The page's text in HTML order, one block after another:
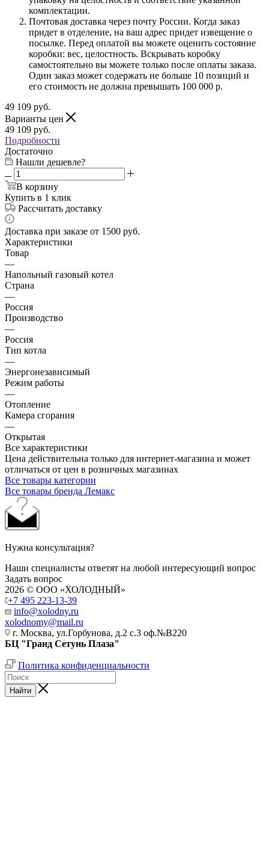
комплектации.
Почтовая доставка через почту России. Когда заказ
придет в отделение, на ваш адрес придет извещение о
посылке. Перед оплатой вы можете оценить состояние
коробки: вес, целостность. Вскрывать коробку
самостоятельно вы можете только после оплаты заказа.
Один заказ может содержать не больше 10 позиций и
его стоимость не должна превышать 100 000 р.
49 109 руб.
Варианты цен
49 109 руб.
Подробности
Достаточно
Нашли дешевле?
В корзину
Купить в 1 клик
Рассчитать доставку
Доставка при заказе от 1500 руб.
Характеристики
Товар
—
Напольный газовый котел
Страна
—
Россия
Производство
—
Россия
Тип котла
—
Энергонезависимый
Режим работы
—
Отопление
Камера сгорания
—
Открытая
Все характеристики
Цена действительна только для интернет-магазина и может
отличаться от цен в розничных магазинах
Все товары категории
Все товары бренда Лемакс
Нужна консультация?
Наши специалисты ответят на любой интересующий вопрос
Задать вопрос
2026 © ООО «ХОЛОДНЫЙ»
+7 495 223-13-39
info@xolodny.ru
xolodnomy@mail.ru
г. Москва, ул.Горбунова, д.2 с.3 оф.№В220
БЦ "Гранд Сетунь Плаза"
Политика конфиденциальности
Найти